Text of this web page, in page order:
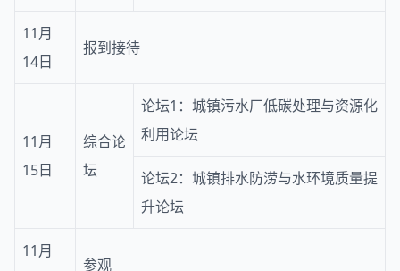
11月
14日
报到接待
11月
15日
综合论
坛
论坛1：城镇污水厂低碳处理与资源化
利用论坛
论坛2：城镇排水防涝与水环境质量提
升论坛
11月
参观